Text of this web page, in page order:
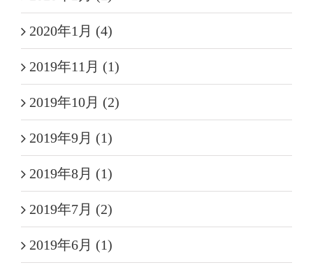
2020年1月 (4)
2019年11月 (1)
2019年10月 (2)
2019年9月 (1)
2019年8月 (1)
2019年7月 (2)
2019年6月 (1)